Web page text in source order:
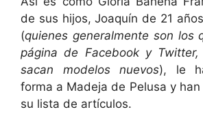
de sus hijos, Joaquín de 21
(quienes generalmente son los
página de Facebook y
sacan modelos nuevos), le
forma a Madeja de Pelusa y
su lista de artículos.